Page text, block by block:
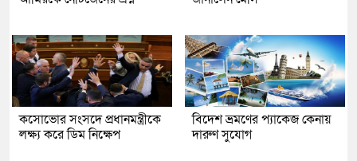
কসোভোর সংসদে প্রধানমন্ত্রীকে
লক্ষ্য করে ডিম নিক্ষেপ
বিদেশ ভ্রমণের প্যাকেজ কেনায়
দারুণ সুযোগ